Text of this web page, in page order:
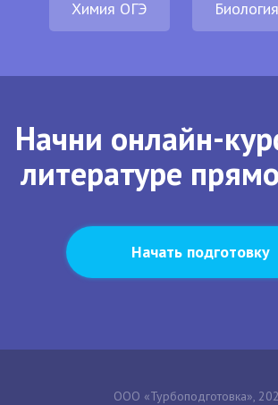
Химия ОГЭ
Начни онлайн-
литературе
Начать подготовку
ООО «Турбоподготовка»,